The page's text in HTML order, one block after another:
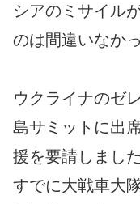
シアのミサイル
のは間違いなか
ウクライナのゼ
島サミットに出
援を要請しました
すでに大戦車大